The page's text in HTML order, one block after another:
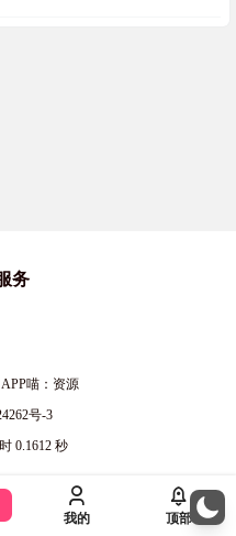
务
喵：资源
号-3
0.1612 秒
我的 顶部